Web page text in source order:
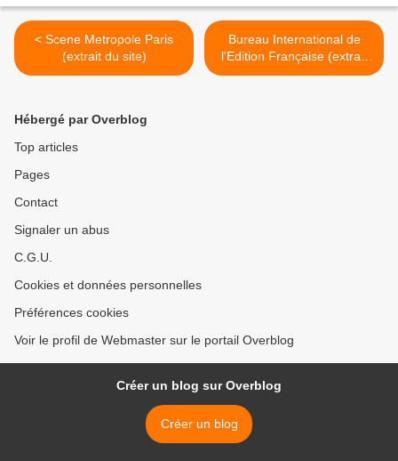
< Scene Metropole Paris
(extrait du site)
Bureau International de
l'Edition Française (extrait
du site) >
Hébergé par Overblog
Top articles
Pages
Contact
Signaler un abus
C.G.U.
Cookies et données personnelles
Préférences cookies
Voir le profil de Webmaster sur le portail Overblog
Créer un blog sur Overblog
Créer un blog